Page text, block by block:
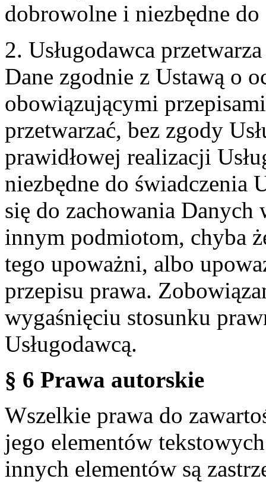
dobrowolne i niezbędne
2. Usługodawca
Dane zgodnie z Ustawą o
obowiązującymi
przetwarzać, bez zgody
prawidłowej realizacji
niezbędne do świadczenia
się do zachowania
innym podmiotom, chyba
tego upoważni, albo
przepisu prawa.
wygaśnięciu stosunku
Usługodawcą.
§ 6 Prawa autorskie
Wszelkie prawa do
jego elementów
innych elementów są